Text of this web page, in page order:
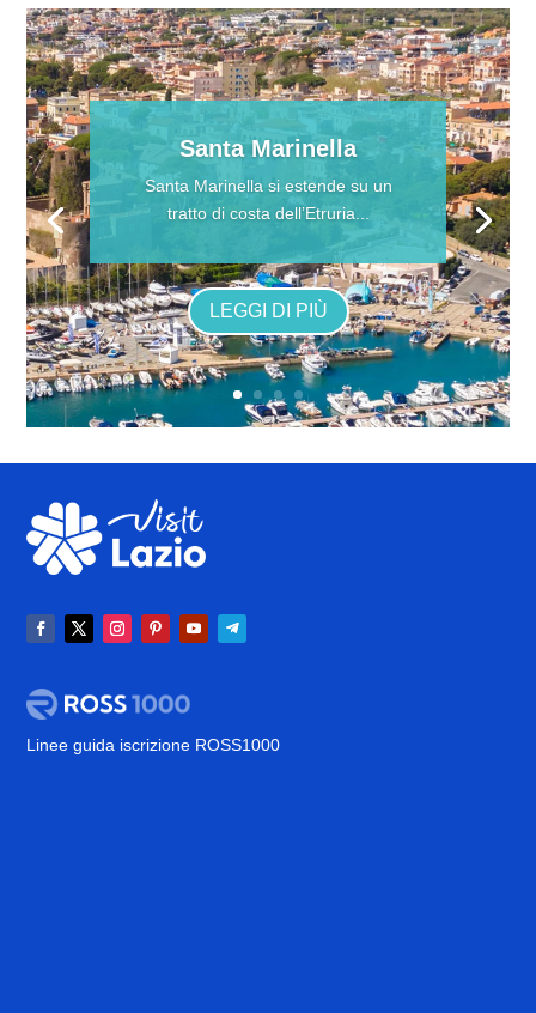
Santa Marinella
Santa Marinella si estende su un
tratto di costa dell’Etruria...
LEGGI DI PIÙ
Linee guida iscrizione ROSS1000